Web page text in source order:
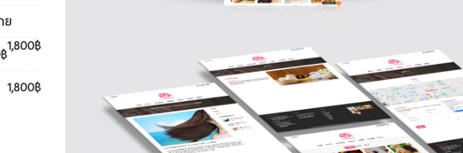
ย
1,800฿
1,800฿